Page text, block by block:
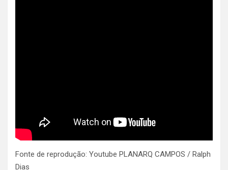
Fonte de reprodução: Youtube PLANARQ CAMPOS / Ralph
Dias